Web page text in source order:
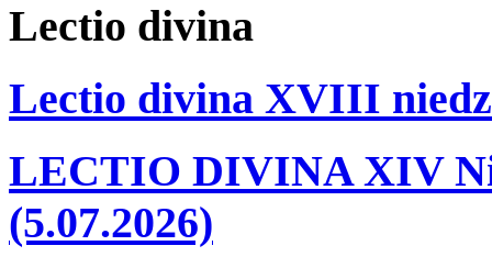
Lectio divina
Lectio divina XVIII
LECTIO DIVINA XIV
(5.07.2026)